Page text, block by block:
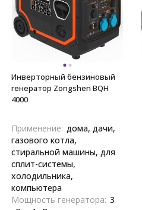
Инверторный бензиновый
генератор Zongshen BQH
4000
Применение: дома, дачи,
газового котла,
стиральной машины, для
сплит-системы,
холодильника,
компьютера
Мощность генератора: 3